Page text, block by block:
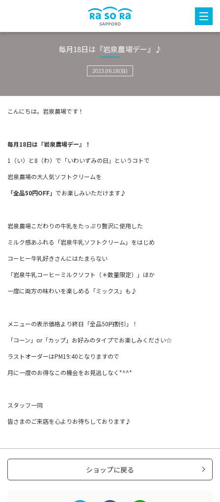
毎月18日は『岩泉農場デー』♪
2023.06.18(日)
こんにちは。岩泉農場です！
毎月18日は『岩泉農場デー』！
1
（い）と8 （わ）で「いわいずみの日」というコトで
岩泉農場の大人気ソフトクリームを
「全品50円OFF」 でお楽しみいただけます♪
岩泉農場こだわりの牛乳をたっぷり贅沢に使用した
ミルク感あふれる「岩泉牛乳ソフトクリーム」をはじめ
コーヒー牛乳好きさんにはたまらない
「岩泉牛乳コーヒーミルクソフト（＊数量限定）」ほか
一度に両方の味わいを楽しめる「ミックス」も♪
メニューの表示価格より終日「全品50円割引」！
「コーン」 or「カップ」 お好みのタイプでお楽しみください☆
ラストオーダーはPM19:40となりますので
月に一度のお得なこの機会をお見逃しなく *^^*
スタッフ一同
皆さまのご来店を心よりお待ちしております♪
ショップに戻る